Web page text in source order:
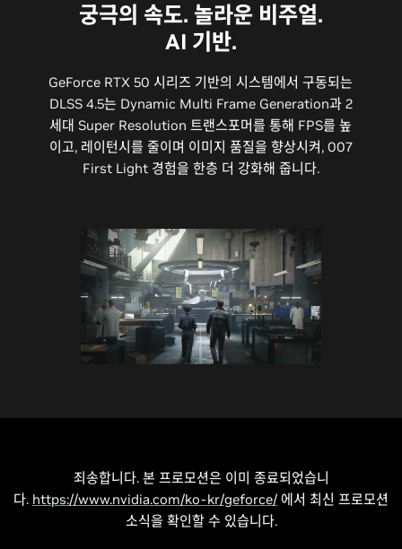
궁극의 속도. 놀라운 비주얼.
AI 기반.
GeForce RTX 50 시리즈 기반의 시스템에서 구동되는
DLSS 4.5는 Dynamic Multi Frame Generation과 2
세대 Super Resolution 트랜스포머를 통해 FPS를 높
이고, 레이턴시를 줄이며 이미지 품질을 향상시켜, 007
First Light 경험을 한층 더 강화해 줍니다.
죄송합니다. 본 프로모션은 이미 종료되었습니
다. https://www.nvidia.com/ko-kr/geforce/ 에서 최신 프로모션
소식을 확인할 수 있습니다.